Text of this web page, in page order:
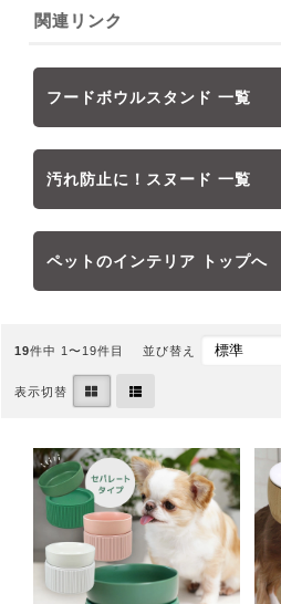
関連リンク
フードボウルスタンド 一覧
汚れ防止に！スヌード 一覧
ペットのインテリア トップへ
19件中 1〜19件目 並び替え
表示切替